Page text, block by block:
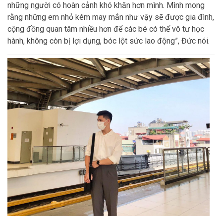
những người có hoàn cảnh khó khăn hơn mình. Mình mong
rằng những em nhỏ kém may mắn như vậy sẽ được gia đình,
cộng đồng quan tâm nhiều hơn để các bé có thể vô tư học
hành, không còn bị lợi dụng, bóc lột sức lao động”, Đức nói.